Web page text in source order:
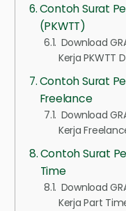
Contoh Surat
(PKWTT)
Download
Kerja PKWTT
Contoh Surat
Freelance
Download
Kerja
Contoh Surat
Time
Download
Kerja Part